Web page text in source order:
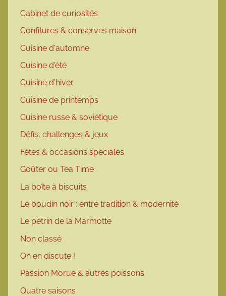
Cabinet de curiosités
Confitures & conserves maison
Cuisine d'automne
Cuisine d'été
Cuisine d'hiver
Cuisine de printemps
Cuisine russe & soviétique
Défis, challenges & jeux
Fêtes & occasions spéciales
Goûter ou Tea Time
La boîte à biscuits
Le boudin noir : entre tradition & modernité
Le pétrin de la Marmotte
Non classé
On en discute !
Passion Morue & autres poissons
Quatre saisons